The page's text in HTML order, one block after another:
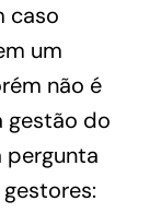
caso
um
não é
gestão do
pergunta